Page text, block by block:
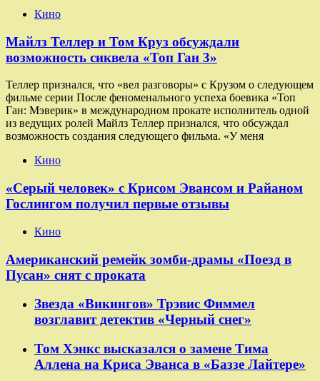
Кино
Майлз Теллер и Том Круз обсуждали
возможность сиквела «Топ Ган 3»
Теллер признался, что «вел разговоры» с Крузом о следующем
фильме серии После феноменального успеха боевика «Топ
Ган: Мэверик» в международном прокате исполнитель одной
из ведущих ролей Майлз Теллер признался, что обсуждал
возможность создания следующего фильма. «У меня
Кино
«Серый человек» с Крисом Эвансом и Райаном
Гослингом получил первые отзывы
Кино
Американский ремейк зомби-драмы «Поезд в
Пусан» снят с проката
Звезда «Викингов» Трэвис Фиммел
возглавит детектив «Черный снег»
Том Хэнкс высказался о замене Тима
Аллена на Криса Эванса в «Баззе Лайтере»